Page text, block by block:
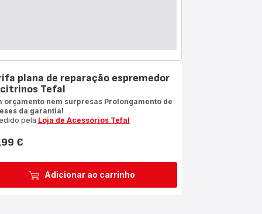
Adicionar ao carrinho
plana de reparação espremedor
Tefal
orçamento nem surpresas Prolongamento de
da garantia!
pela Loja de Acessórios Tefal
€